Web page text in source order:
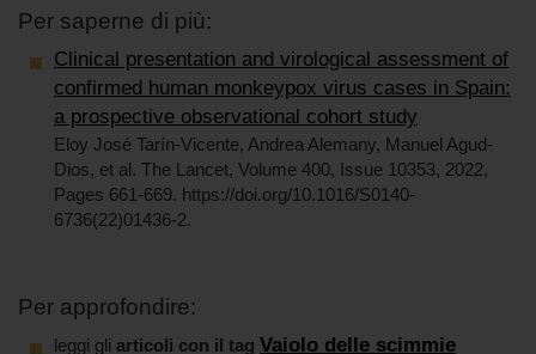
Per saperne di più:
Clinical presentation and virological assessment of
confirmed human monkeypox virus cases in Spain:
a prospective observational cohort study
Eloy José Tarín-Vicente, Andrea Alemany, Manuel Agud-
Dios, et al. The Lancet, Volume 400, Issue 10353, 2022,
Pages 661-669. https://doi.org/10.1016/S0140-
6736(22)01436-2.
Per approfondire:
leggi gli articoli con il tag Vaiolo delle scimmie